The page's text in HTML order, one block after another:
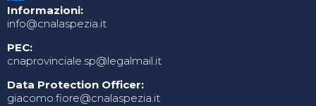
Informazioni:
info@cnalaspezia.it
PEC:
cnaprovinciale.sp@legalmail.it
Data Protection Officer:
giacomo.fiore@cnalaspezia.it